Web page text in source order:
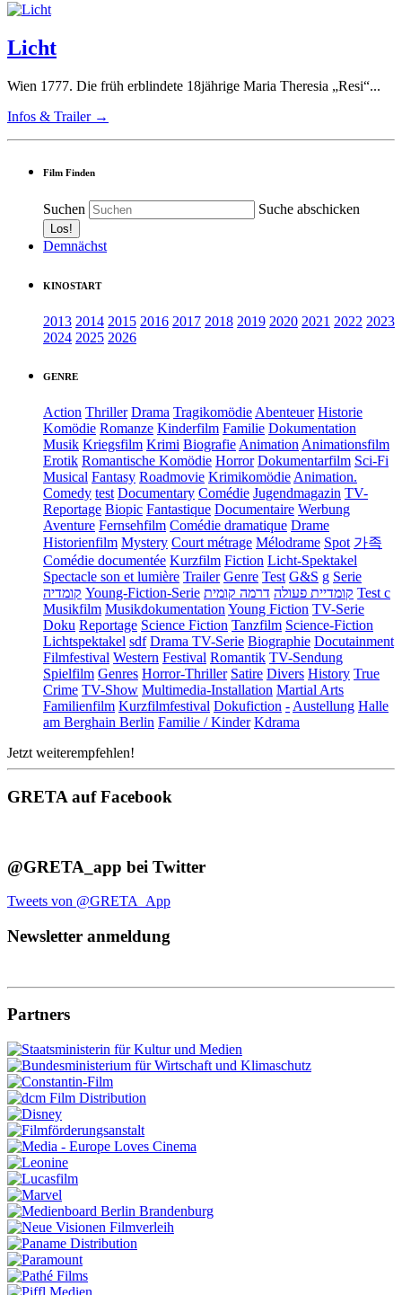
Licht
Wien 1777. Die früh erblindete 18jährige Maria Theresia „Resi“...
Infos & Trailer →
Film Finden
Suchen Suche abschicken
Demnächst
KINOSTART
2013 2014 2015 2016 2017 2018 2019 2020 2021 2022 2023
2024 2025 2026
GENRE
Action Thriller Drama TragikomödieAbenteuer Historie
Komödie Romanze Kinderfilm Familie Dokumentation
Musik Kriegsfilm Krimi BiografieAnimationAnimationsfilm
Erotik Romantische Komödie Horror Dokumentarfilm Sci-Fi
Musical Fantasy Roadmovie KrimikomödieAnimation.
Comedy test Documentary Comédie Jugendmagazin TV-
Reportage Biopic Fantastique Documentaire Werbung
Aventure Fernsehfilm Comédie dramatique Drame
Historienfilm Mystery Court métrage Mélodrame Spot 가족
Comédie documentée Kurzfilm Fiction Licht-Spektakel
Spectacle son et lumière Trailer Genre Test G&S g Serie
קומדיה Young-Fiction-Serie קומדיית פעולה דרמה קומית
Test c
Musikfilm MusikdokumentationYoung Fiction TV-Serie
Doku Reportage Science Fiction Tanzfilm Science-Fiction
Lichtspektakel sdf Drama TV-Serie Biographie Docutainment
Filmfestival Western Festival Romantik TV-Sendung
Spielfilm Genres Horror-Thriller Satire Divers History True
Crime TV-Show Multimedia-Installation Martial Arts
Familienfilm Kurzfilmfestival Dokufiction -Austellung Halle
am Berghain Berlin Familie / Kinder Kdrama
Jetzt weiterempfehlen!
GRETA auf Facebook
@GRETA_app bei Twitter
Tweets von @GRETA_App
Newsletter anmeldung
Partners